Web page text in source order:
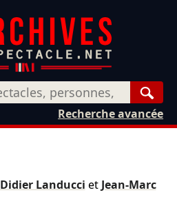
Recherche avancée
Didier Landucci et Jean-Marc